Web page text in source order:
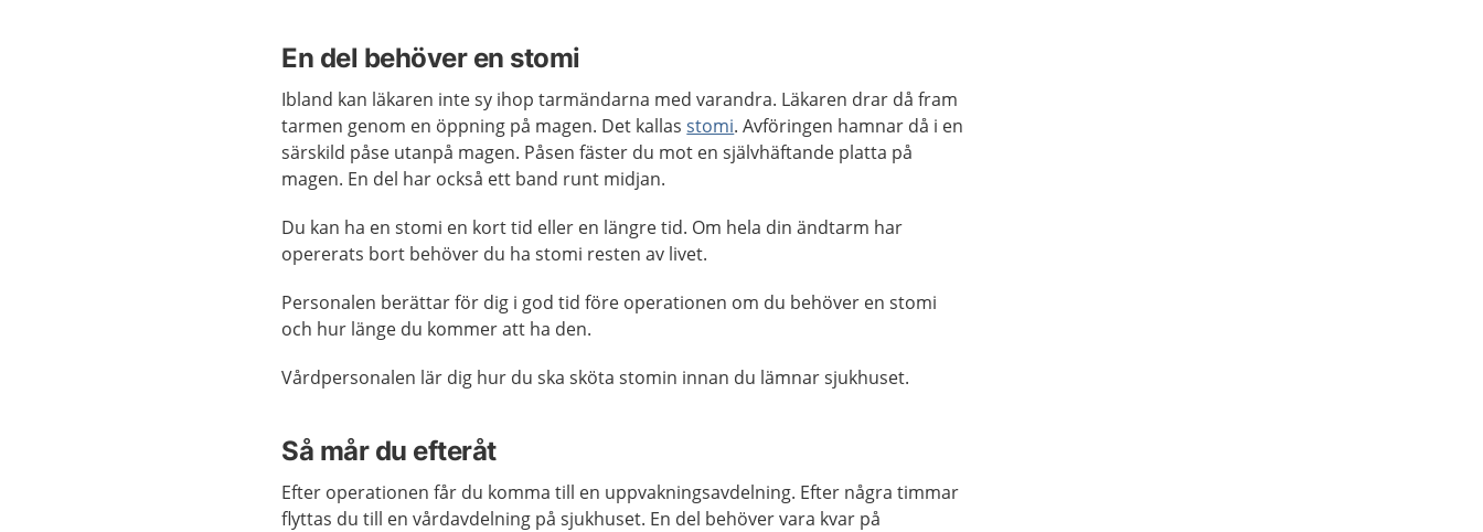
En del behöver en stomi
Ibland kan läkaren inte sy ihop tarmändarna med varandra. Läkaren drar då fram
tarmen genom en öppning på magen. Det kallasstomi. Avföringen hamnar då i en
särskild påse utanpå magen. Påsen fäster du mot en självhäftande platta på
magen. En del har också ett band runt midjan.
Du kan ha en stomi en kort tid eller en längre tid. Om hela din ändtarm har
opererats bort behöver du ha stomi resten av livet.
Personalen berättar för dig i god tid före operationen om du behöver en stomi
och hur länge du kommer att ha den.
Vårdpersonalen lär dig hur du ska sköta stomin innan du lämnar sjukhuset.
Så mår du efteråt
Efter operationen får du komma till en uppvakningsavdelning. Efter några timmar
flyttas du till en vårdavdelning på sjukhuset. En del behöver vara kvar på